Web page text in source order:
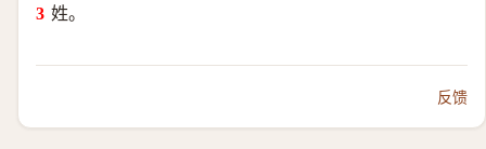
姓。
反馈